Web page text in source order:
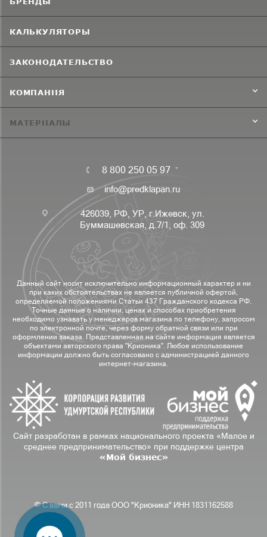
КАЛЬКУЛЯТОРЫ
ЗАКОНОДАТЕЛЬСТВО
КОМПАНИЯ
МАТЕРИАЛЫ
8 800 250 05 97
info@predklapan.ru
426039, РФ, УР, г.Ижевск, ул.
Буммашевская, д.7/1, оф. 309
Данный сайт носит исключительно информационный характер и ни
при каких обстоятельствах не является публичной офертой,
определяемой положениями Статьи 437 Гражданского кодекса РФ.
Точные данные о наличии, ценах и способах приобретения
необходимо узнавать у менеджеров магазина по телефону, запросом
по электронной почте, через форму обратной связи или при
оформлении заказа. Представленная на сайте информация является
объектами авторского права "Крионика". Любое использование
информации должно быть согласовано с администрацией данного
интернет-магазина.
Сайт разработан в рамках национального проекта «Малое и
среднее предпринимательство» при поддержке центра
«Мой бизнес»
© С вами с 2011 года ООО "Крионика" ИНН 1831162588